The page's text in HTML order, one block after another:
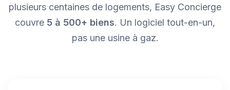
plusieurs centaines de logements, Easy Concierge
couvre 5 à 500+ biens. Un logiciel tout-en-un,
pas une usine à gaz.